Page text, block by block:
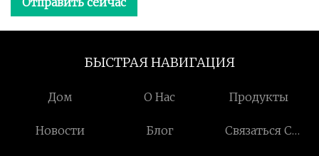
БЫСТРАЯ НАВИГАЦИЯ
Дом О Нас Продукты
Новости Блог
Связаться С